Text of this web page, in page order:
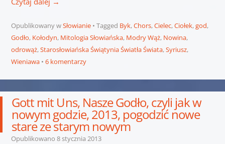
Opublikowany wSłowianie Tagged Byk,Chors,Cielec,Ciołek,god,
Godło, Kołodyn, Mitologia Słowiańska, Modry Wąż, Nowina,
odrowąż,Starosłowiańska Świątynia Światła Świata,Syriusz,
Wieniawa
6 komentarzy
Gott mit Uns, Nasze Godło, czyli jak w
nowym godzie, 2013, pogodzić nowe
stare ze starym nowym
Opublikowano 8 stycznia 2013